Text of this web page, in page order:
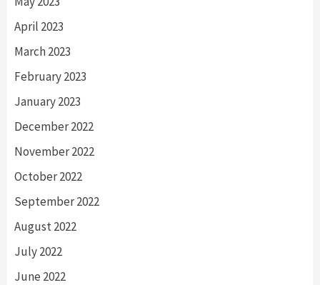
April 2023
March 2023
February 2023
January 2023
December 2022
November 2022
October 2022
September 2022
August 2022
July 2022
June 2022